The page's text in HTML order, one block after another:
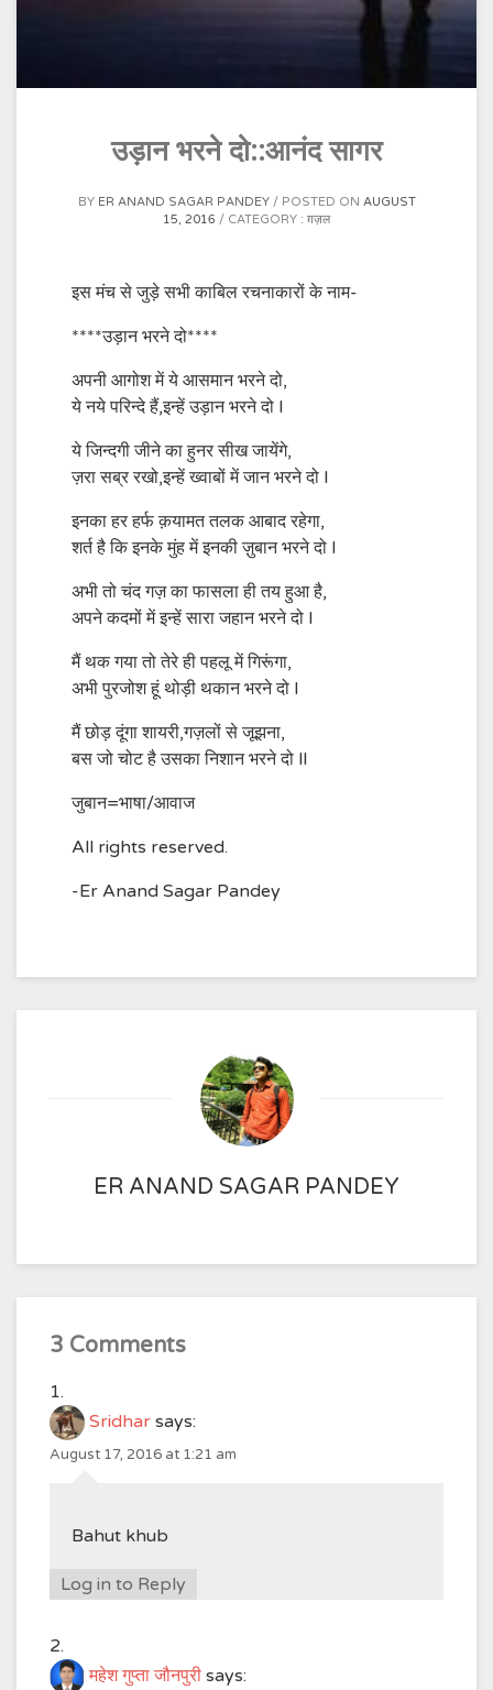
उड़ान भरने दो::आनंद सागर
BY ER ANAND SAGAR PANDEY POSTED ON AUGUST
15, 2016
CATEGORY : ग़ज़ल
इस मंच से जुड़े सभी काबिल रचनाकारों के नाम-
****उड़ान भरने दो****
अपनी आगोश में ये आसमान भरने दो,
ये नये परिन्दे हैं,इन्हें उड़ान भरने दो l
ये जिन्दगी जीने का हुनर सीख जायेंगे,
ज़रा सब्र रखो,इन्हें ख्वाबों में जान भरने दो l
इनका हर हर्फ क़यामत तलक आबाद रहेगा,
शर्त है कि इनके मुंह में इनकी ज़ुबान भरने दो l
अभी तो चंद गज़ का फासला ही तय हुआ है,
अपने कदमों में इन्हें सारा जहान भरने दो l
मैं थक गया तो तेरे ही पहलू में गिरूंगा,
अभी पुरजोश हूं थोड़ी थकान भरने दो l
मैं छोड़ दूंगा शायरी,गज़लों से जूझना,
बस जो चोट है उसका निशान भरने दो ll
जुबान=भाषा/आवाज
All rights reserved.
-Er Anand Sagar Pandey
ER ANAND SAGAR PANDEY
3 Comments
Sridhar says:
August 17, 2016 at 1:21 am
Bahut khub
Log in to Reply
महेश गुप्ता जौनपुरी says: